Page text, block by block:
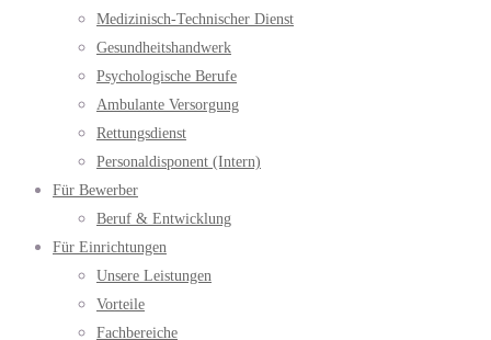
Medizinisch-Technischer Dienst
Gesundheitshandwerk
Psychologische Berufe
Ambulante Versorgung
Rettungsdienst
Personaldisponent (Intern)
Für Bewerber
Beruf & Entwicklung
Für Einrichtungen
Unsere Leistungen
Vorteile
Fachbereiche